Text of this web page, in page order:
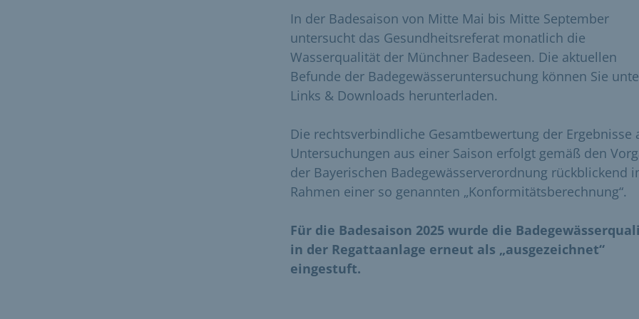
In der Badesaison von Mitte Mai bis Mitte September
untersucht das Gesundheitsreferat monatlich die
Wasserqualität der Münchner Badeseen. Die aktuellen
Befunde der Badegewässeruntersuchung können Sie
Links & Downloads herunterladen.
Die rechtsverbindliche Gesamtbewertung der Ergebnisse
Untersuchungen aus einer Saison erfolgt gemäß den
der Bayerischen Badegewässerverordnung rückblickend
Rahmen einer so genannten „Konformitätsberechnung“.
Für die Badesaison 2025 wurde die
in der Regattaanlage erneut als „ausgezeichnet“
eingestuft.